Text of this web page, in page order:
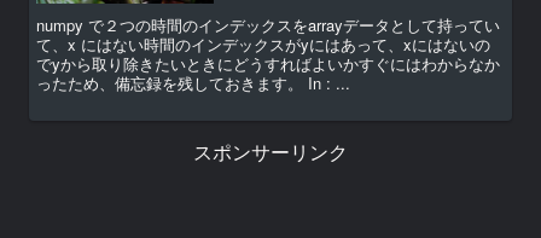
numpy で２つの時間のインデックスをarrayデータとして持ってい
て、x にはない時間のインデックスがyにはあって、xにはないの
でyから取り除きたいときにどうすればよいかすぐにはわからなか
ったため、備忘録を残しておきます。 In : ...
スポンサーリンク